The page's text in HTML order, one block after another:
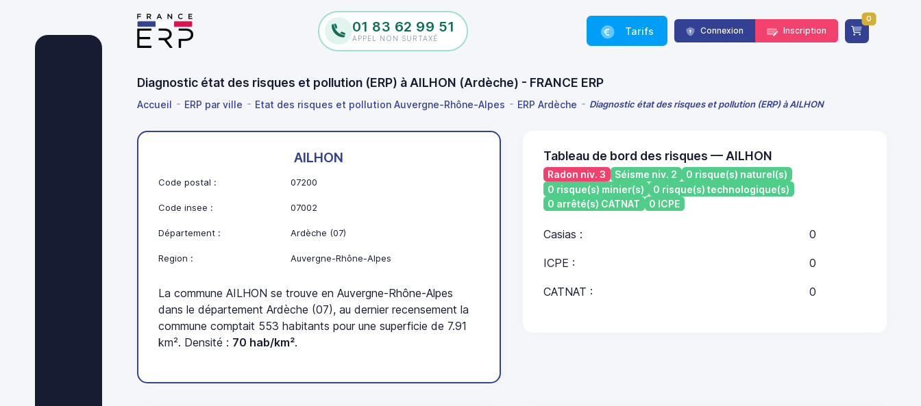
01 83 62 99 51
APPEL NON SURTAXÉ
Tarifs Connexion Inscription
0
Diagnostic état des risques et pollution (ERP) à AILHON (Ardèche) - FRANCE ERP
Accueil ERP par ville Etat des risques et pollution Auvergne-Rhône-Alpes ERP Ardèche Diagnostic état des risques et pollution (ERP) à AILHON
AILHON
Code postal : 07200
Code insee : 07002
Département : Ardèche (07)
Region : Auvergne-Rhône-Alpes
La commune AILHON se trouve en Auvergne-Rhône-Alpes
dans le département Ardèche (07), au dernier recensement la
commune comptait 553 habitants pour une superficie de 7.91
km². Densité : 70 hab/km².
Tableau de bord des risques — AILHON
Radon niv. 3 Séisme niv. 2
0 risque(s) naturel(s)
0 risque(s) minier(s)
0 risque(s) technologique(s)
0 arrêté(s) CATNAT
0 ICPE
Casias : 0
ICPE : 0
CATNAT : 0